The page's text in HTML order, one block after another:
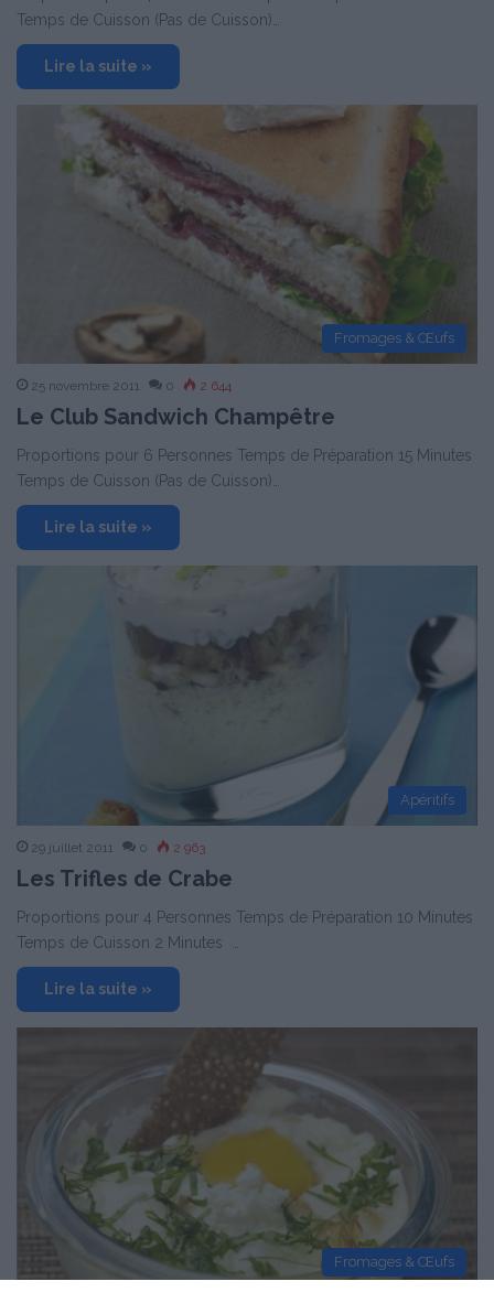
Temps de Cuisson (Pas de Cuisson)…
Lire la suite »
Fromages & Œufs
25 novembre 2011 0 2 644
Le Club Sandwich Champêtre
Proportions pour 6 Personnes Temps de Préparation 15 Minutes
Temps de Cuisson (Pas de Cuisson)…
Lire la suite »
Apéritifs
29 juillet 2011 0 2 963
Les Trifles de Crabe
Proportions pour 4 Personnes Temps de Préparation 10 Minutes
Temps de Cuisson 2 Minutes …
Lire la suite »
Fromages & Œufs